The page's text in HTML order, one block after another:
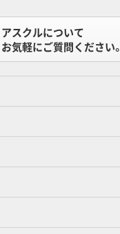
アスクルについて
お気軽にご質問ください。